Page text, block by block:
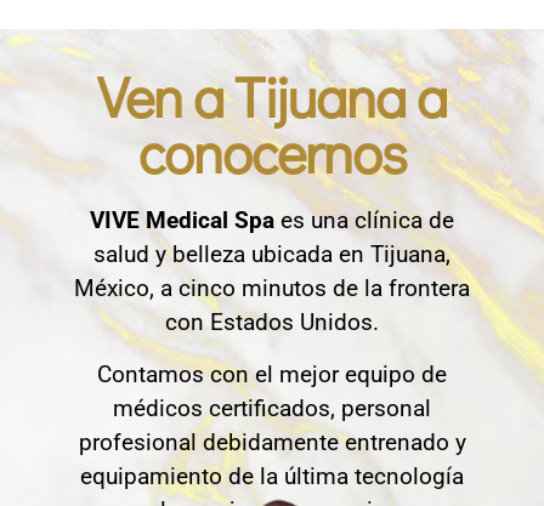
Ven a Tijuana a
conocernos
VIVE Medical Spa es una clínica de
salud y belleza ubicada en Tijuana,
México, a cinco minutos de la frontera
con Estados Unidos.
Contamos con el mejor equipo de
médicos certificados, personal
profesional debidamente entrenado y
equipamiento de la última tecnología